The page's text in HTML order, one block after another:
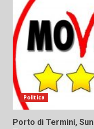
Politica
Porto di Termini,